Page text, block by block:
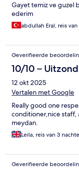
Gayet temiz ve guzel
ederim
abdullah Eral, reis
Geverifieerde
10/10 –
12 okt 2025
Vertalen met Google
Really good one
conditioner,nice staff,
meydan.
Leila, reis van 3
Geverifieerde